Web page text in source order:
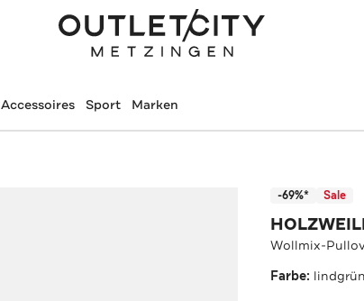
Accessoires Sport Marken
-69%* Sale
Wollmix-
Farbe: